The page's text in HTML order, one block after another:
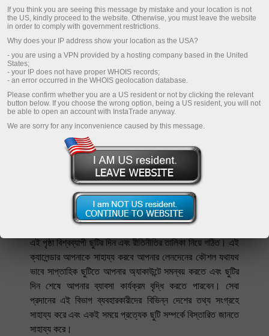
ডিপোজিট করুন
সারা বিশ্বে পালিত ছুটির দিন এবং বিশেষ
বিশেষ দিবসসমূহ
এই পৃষ্ঠা বিশ্বব্যাপী ছুটির দিন এবং রীতিনীতির তালিকা নিয়ে গঠিত। এই
ক্যালেন্ডার আপনাকে সাহায্য করবে আপনার লেনদেনের কৌশল যথাযথ
ভাবে সাপ্তাহিক ছুটিতে আপনার অ্যাকাউন্টে সমন্বয় করতে এবং ছুটির
দিন শেষে আপনার ব্যাবসা কার্যক্রম বৃদ্ধি করতে পারবেন। সেবা
প্রদানের এই বিভাগ ব্যবহারকারীদের বিভিন্ন দেশের তথ্য সংগ্রহে
সাহায্য করে এবং একই সময়ে প্রত্যেক ছুটি সম্পর্কে বিস্তারিত জানতে
সাহায্য করে।
If you think you are seeing this message by mistake and your location is not
the US, kindly proceed to the website. Otherwise, you must leave the website
in order to comply with government restrictions.
Why does your IP address show your location as the USA?
- you are using a VPN provided by a hosting company based in the United
States;
- your IP does not have proper WHOIS records;
- an error occurred in the WHOIS geolocation database.
Please confirm whether you are a US resident or not by clicking the relevant
button below. If you choose the wrong option, being a US resident, you will not
be able to open an account with InstaTrade anyway.
We are sorry for any inconvenience caused by this message.